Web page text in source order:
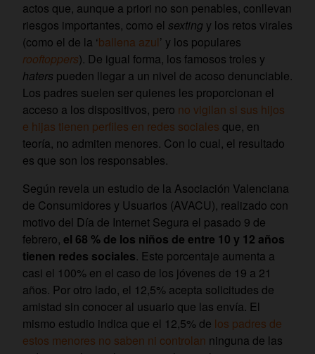
actos que, aunque a priori no son penables, conllevan
riesgos importantes, como el sexting y los retos virales
(como el de la ‘ballena azul’ y los populares
rooftoppers). De igual forma, los famosos troles y
haters pueden llegar a un nivel de acoso denunciable.
Los padres suelen ser quienes les proporcionan el
acceso a los dispositivos, pero no vigilan si sus hijos
e hijas tienen perfiles en redes sociales que, en
teoría, no admiten menores. Con lo cual, el resultado
es que son los responsables.
Según revela un estudio de la Asociación Valenciana
de Consumidores y Usuarios (AVACU), realizado con
motivo del Día de Internet Segura el pasado 9 de
febrero, el 68 % de los niños de entre 10 y 12 años
tienen redes sociales. Este porcentaje aumenta a
casi el 100% en el caso de los jóvenes de 19 a 21
años. Por otro lado, el 12,5% acepta solicitudes de
amistad sin conocer al usuario que las envía. El
mismo estudio indica que el 12,5% de los padres de
estos menores no saben ni controlan ninguna de las